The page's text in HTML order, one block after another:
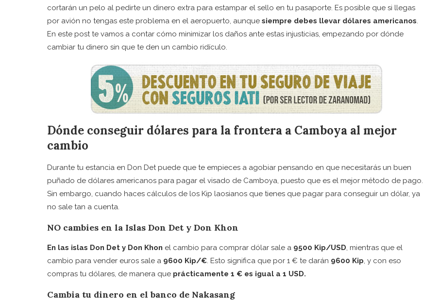
cortarán un pelo al pedirte un dinero extra para estampar el sello en tu pasaporte. Es posible que si llegas
por avión no tengas este problema en el aeropuerto, aunque siempre debes llevar dólares americanos.
En este post te vamos a contar cómo minimizar los daños ante estas injusticias, empezando por dónde
cambiar tu dinero sin que te den un cambio ridículo.
Dónde conseguir dólares para la frontera a Camboya al mejor
cambio
Durante tu estancia en Don Det puede que te empieces a agobiar pensando en que necesitarás un buen
puñado de dólares americanos para pagar el visado de Camboya, puesto que es el mejor método de pago.
Sin embargo, cuando haces cálculos de los Kip laosianos que tienes que pagar para conseguir un dólar, ya
no sale tan a cuenta.
NO cambies en la Islas Don Det y Don Khon
En las islas Don Det y Don Khon el cambio para comprar dólar sale a 9500 Kip/USD, mientras que el
cambio para vender euros sale a 9600 Kip/€. Esto significa que por 1 € te darán 9600 Kip, y con eso
compras tu dólares, de manera que prácticamente 1 € es igual a 1 USD.
Cambia tu dinero en el banco de Nakasang